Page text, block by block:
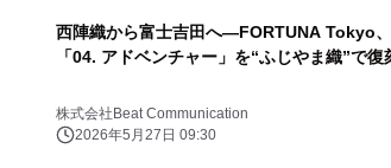
西陣織から富士吉田へ—FORTUNA Tokyo
「04. アドベンチャー」を“ふじやま織”で復
株式会社Beat Communication
2026年5月27日 09:30